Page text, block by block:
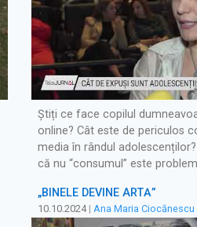
Știți ce face copilul
online? Cât este de periculos
media în rândul
că nu “consumul” este
„BINELE DEVINE ARTĂ”
10.10.2024| Ana Maria Ciocănescu